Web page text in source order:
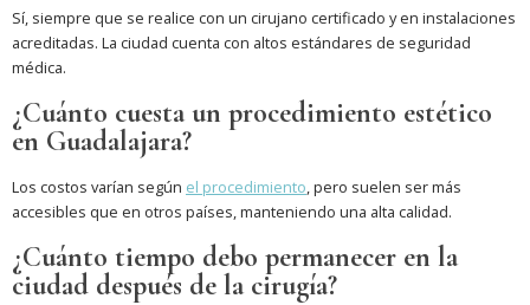
Sí, siempre que se realice con un cirujano certificado y en instalaciones
acreditadas. La ciudad cuenta con altos estándares de seguridad
médica.
¿Cuánto cuesta un procedimiento estético
en Guadalajara?
Los costos varían según el procedimiento, pero suelen ser más
accesibles que en otros países, manteniendo una alta calidad.
¿Cuánto tiempo debo permanecer en la
ciudad después de la cirugía?